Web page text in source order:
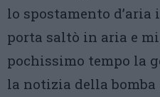
lo spostamento
porta saltò in aria e
pochissimo tempo la
la notizia della bomba